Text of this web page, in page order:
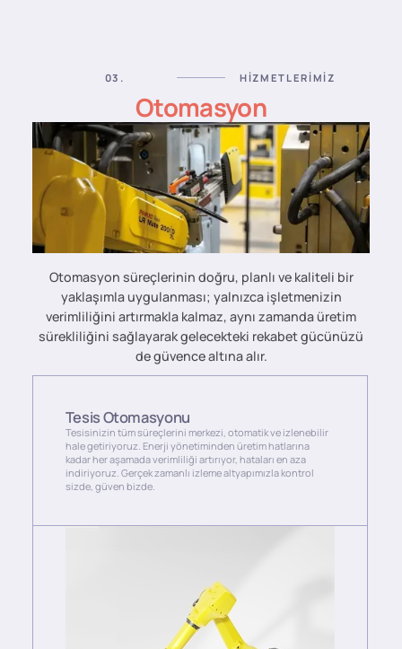
03. HIZMETLERIMIZ
Otomasyon
Otomasyon süreçlerinin doğru, planlı ve kaliteli bir
yaklaşımla uygulanması; yalnızca işletmenizin
verimliliğini artırmakla kalmaz, aynı zamanda üretim
sürekliliğini sağlayarak gelecekteki rekabet gücünüzü
de güvence altına alır.
Tesis Otomasyonu
Tesisinizin tüm süreçlerini merkezi, otomatik ve izlenebilir
hale getiriyoruz. Enerji yönetiminden üretim hatlarına
kadar her aşamada verimliliği artırıyor, hataları en aza
indiriyoruz. Gerçek zamanlı izleme altyapımızla kontrol
sizde, güven bizde.